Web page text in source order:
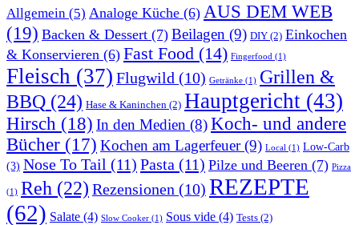
Allgemein (5) Analoge Küche (6) AUS DEM WEB
(19) Backen & Dessert (7) Beilagen (9) DIY (2) Einkochen
& Konservieren (6) Fast Food (14) Fingerfood (1)
Fleisch (37) Flugwild (10) Getränke (1) Grillen &
BBQ (24) Hase & Kaninchen (2) Hauptgericht (43)
Hirsch (18) In den Medien (8)Koch- und andere
Bücher (17) Kochen am Lagerfeuer(9) Local (1) Low-Carb
(3) Nose To Tail (11) Pasta (11) Pilze und Beeren (7) Pizza
(1) Reh (22) Rezensionen (10) REZEPTE
(62) Salate (4) Slow Cooker (1) Sous vide (4) Tests (2)